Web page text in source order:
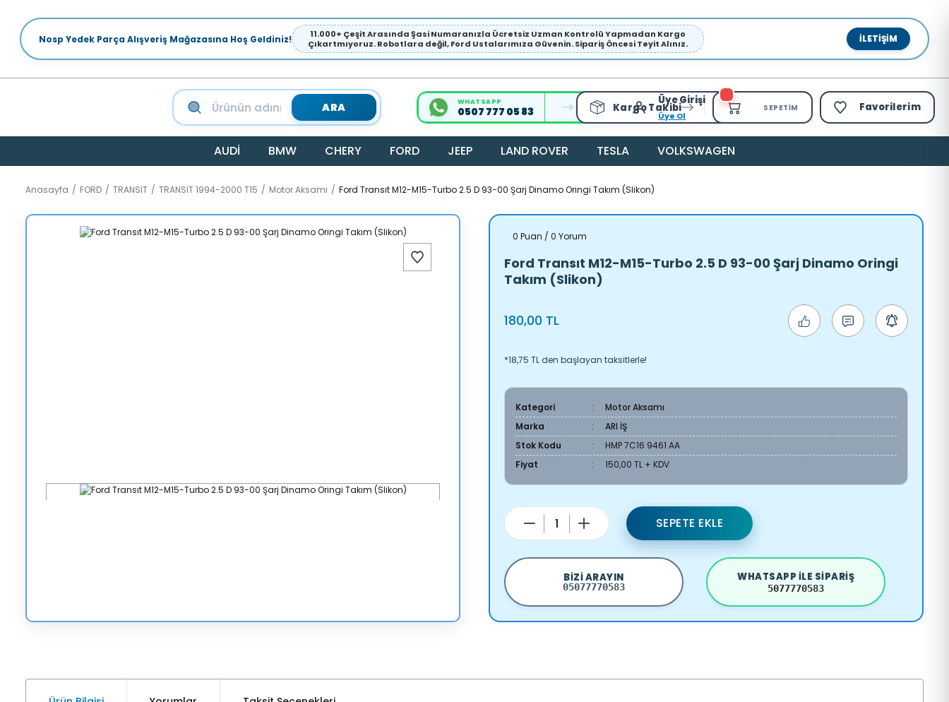
Nosp Yedek Parça Alışveriş Mağazasına Hoş Geldiniz!
11.000+ Çeşit Arasında Şasi Numaranızla Ücretsiz Uzman Kontrolü Yapmadan Kargo
Çıkartmıyoruz. Robotlara değil, Ford Ustalarımıza Güvenin. Sipariş Öncesi Teyit Alınız.
İLETIŞIM
ARA WHATSAPP
0507 777 05 83 Kargo Takibi
Üye Girişi
Üye Ol
SEPETIM Favorilerim
AUDİ BMW CHERY FORD JEEP LAND ROVER TESLA VOLKSWAGEN
Anasayfa FORD TRANSİT TRANSİT 1994-2000 T15 Motor Aksamı Ford Transıt M12-M15-Turbo 2.5 D 93-00 Şarj Dinamo Oringi Takım (Slikon)
0 Puan / 0 Yorum
Ford Transıt M12-M15-Turbo 2.5 D 93-00 Şarj Dinamo Oringi
Takım (Slikon)
180,00 TL
*18,75 TL den başlayan taksitlerle!
Kategori
Motor Aksamı
Marka
ARI İŞ
Stok Kodu
HMP 7C16 9461 AA
Fiyat
150,00 TL + KDV
SEPETE EKLE
BIZI ARAYIN
05077770583
WHATSAPP ILE SIPARIŞ
5077770583